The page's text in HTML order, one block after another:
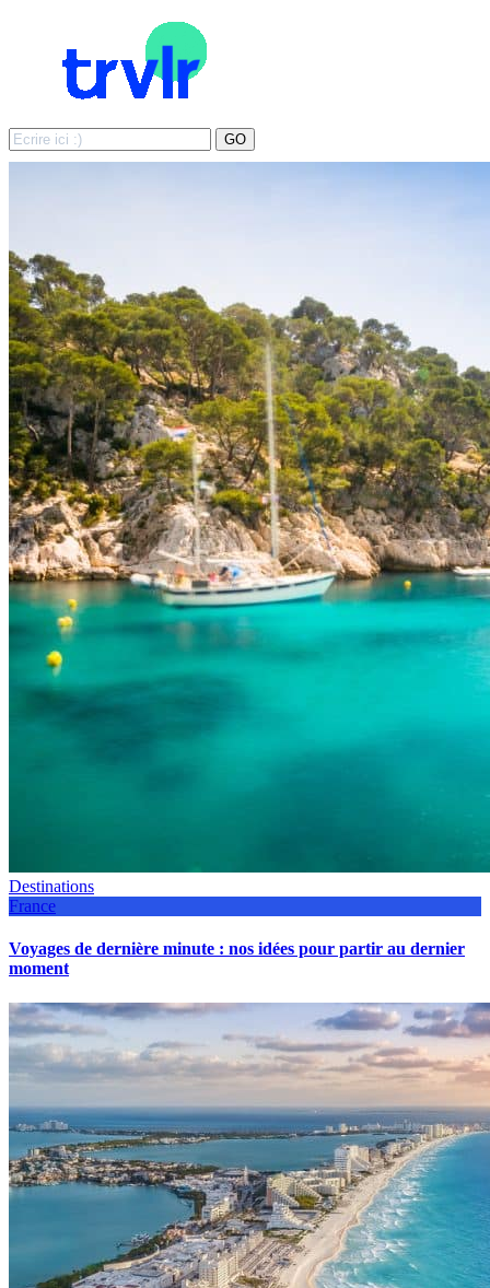
Search
for:
GO
Destinations
France
Voyages de dernière minute : nos idées pour partir au dernier
moment